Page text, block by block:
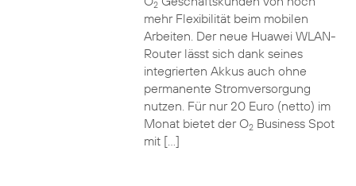
2
mehr Flexibilität beim mobilen
Arbeiten. Der neue Huawei WLAN-
Router lässt sich dank seines
integrierten Akkus auch ohne
permanente Stromversorgung
nutzen. Für nur 20 Euro (netto) im
Monat bietet der O2Business Spot
mit […]